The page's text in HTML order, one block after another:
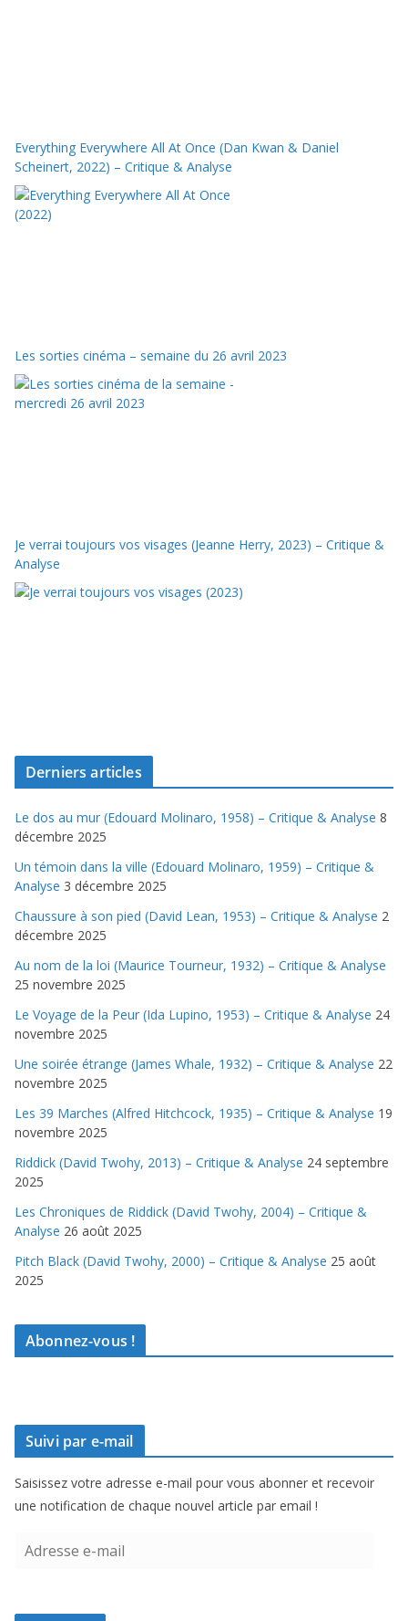
Everything Everywhere All At Once (Dan Kwan & Daniel
Scheinert, 2022) – Critique & Analyse
Les sorties cinéma – semaine du 26 avril 2023
Je verrai toujours vos visages (Jeanne Herry, 2023) – Critique &
Analyse
Derniers articles
Le dos au mur (Edouard Molinaro, 1958) – Critique & Analyse 8
décembre 2025
Un témoin dans la ville (Edouard Molinaro, 1959) – Critique &
Analyse 3 décembre 2025
Chaussure à son pied (David Lean, 1953) – Critique & Analyse 2
décembre 2025
Au nom de la loi (Maurice Tourneur, 1932) – Critique & Analyse
25 novembre 2025
Le Voyage de la Peur (Ida Lupino, 1953) – Critique & Analyse 24
novembre 2025
Une soirée étrange (James Whale, 1932) – Critique & Analyse 22
novembre 2025
Les 39 Marches (Alfred Hitchcock, 1935) – Critique & Analyse 19
novembre 2025
Riddick (David Twohy, 2013) – Critique & Analyse 24 septembre
2025
Les Chroniques de Riddick (David Twohy, 2004) – Critique &
Analyse 26 août 2025
Pitch Black (David Twohy, 2000) – Critique & Analyse 25 août
2025
Abonnez-vous !
Suivi par e-mail
Saisissez votre adresse e-mail pour vous abonner et recevoir
une notification de chaque nouvel article par email !
e